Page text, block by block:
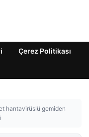
Çerez Politikası
hantavirüslü gemiden